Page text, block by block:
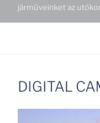
járműveinket az
DIGITAL